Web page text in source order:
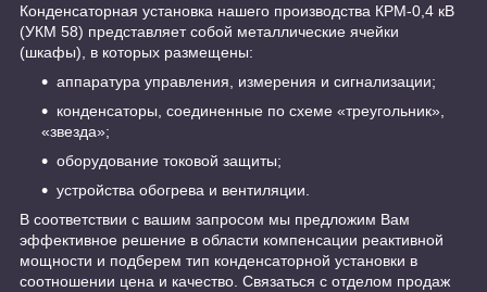
Конденсаторная установка нашего производства КРМ-0,4 кВ
(УКМ 58) представляет собой металлические ячейки
(шкафы), в которых размещены:
аппаратура управления, измерения и сигнализации;
конденсаторы, соединенные по схеме «треугольник»,
«звезда»;
оборудование токовой защиты;
устройства обогрева и вентиляции.
В соответствии с вашим запросом мы предложим Вам
эффективное решение в области компенсации реактивной
мощности и подберем тип конденсаторной установки в
соотношении цена и качество. Связаться с отделом продаж